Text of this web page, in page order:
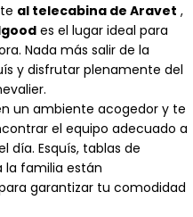
al telecabina de Aravet ,
es el lugar ideal para
Nada más salir de la
y disfrutar plenamente del
un ambiente acogedor y te
el equipo adecuado a
día. Esquís, tablas de
la familia están
garantizar tu comodidad